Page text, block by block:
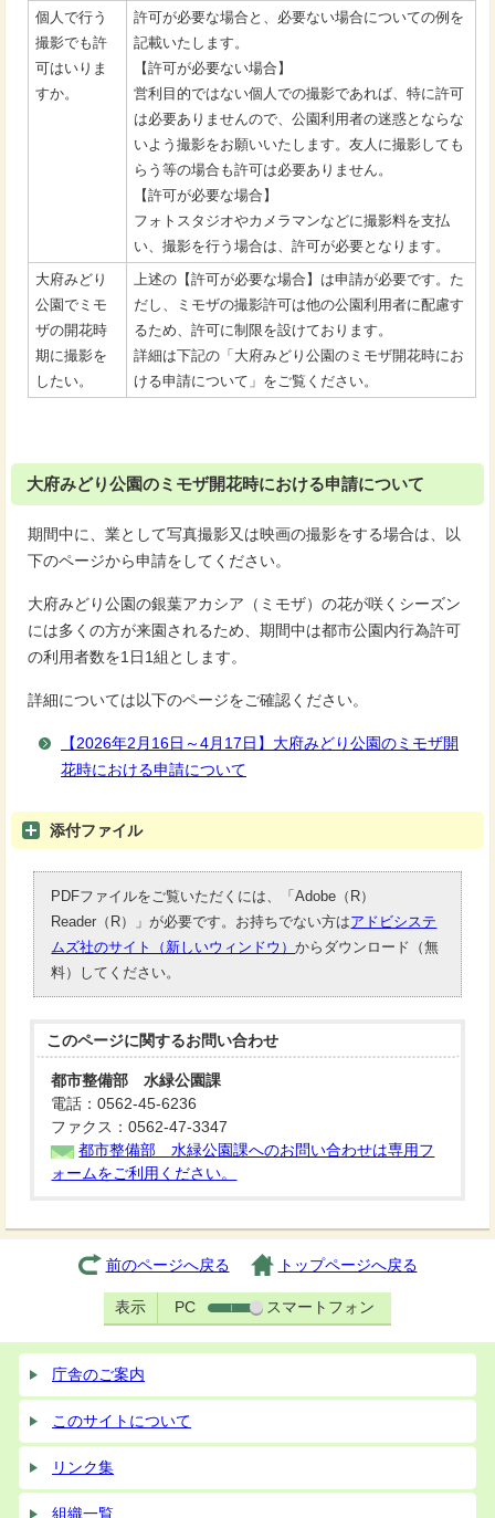
個人で行う
撮影でも許
可はいりま
すか。
許可が必要な場合と、必要ない場合についての例を
記載いたします。
【許可が必要ない場合】
営利目的ではない個人での撮影であれば、特に許可
は必要ありませんので、公園利用者の迷惑とならな
いよう撮影をお願いいたします。友人に撮影しても
らう等の場合も許可は必要ありません。
【許可が必要な場合】
フォトスタジオやカメラマンなどに撮影料を支払
い、撮影を行う場合は、許可が必要となります。
大府みどり
公園でミモ
ザの開花時
期に撮影を
したい。
上述の【許可が必要な場合】は申請が必要です。た
だし、ミモザの撮影許可は他の公園利用者に配慮す
るため、許可に制限を設けております。
詳細は下記の「大府みどり公園のミモザ開花時にお
ける申請について」をご覧ください。
大府みどり公園のミモザ開花時における申請について
期間中に、業として写真撮影又は映画の撮影をする場合は、以
下のページから申請をしてください。
大府みどり公園の銀葉アカシア（ミモザ）の花が咲くシーズン
には多くの方が来園されるため、期間中は都市公園内行為許可
の利用者数を1日1組とします。
詳細については以下のページをご確認ください。
【2026年2月16日～4月17日】大府みどり公園のミモザ開
花時における申請について
添付ファイル
PDFファイルをご覧いただくには、「Adobe（R）
Reader（R）」が必要です。お持ちでない方はアドビシステ
ムズ社のサイト（新しいウィンドウ）からダウンロード（無
料）してください。
このページに関するお問い合わせ
都市整備部 水緑公園課
電話：0562-45-6236
ファクス：0562-47-3347
都市整備部 水緑公園課へのお問い合わせは専用フ
ォームをご利用ください。
前のページへ戻る トップページへ戻る
表示 PC スマートフォン
庁舎のご案内
このサイトについて
リンク集
組織一覧